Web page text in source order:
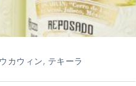
カウィン, テキーラ